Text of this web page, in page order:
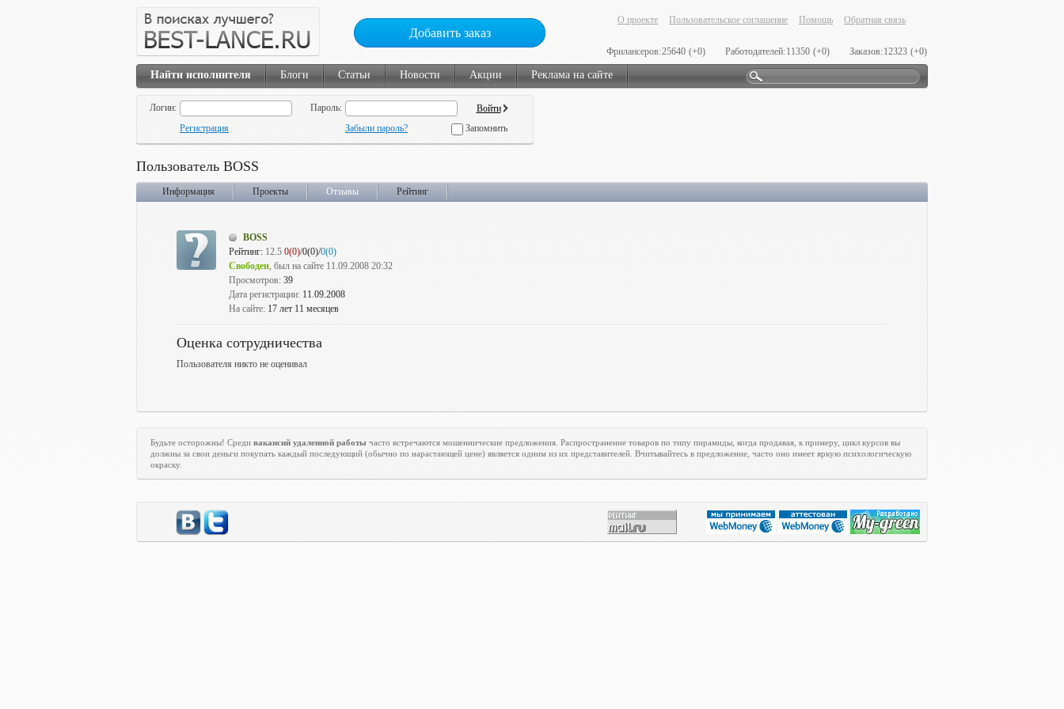
Добавить заказ
О проекте Пользовательское соглашение Помощь Обратная связь
Фрилансеров:25640 (+0) Работодателей:11350 (+0) Заказов:12323 (+0)
Найти исполнителя Блоги Статьи Новости Акции Реклама на сайте
Логин:
Пароль:
Регистрация
Забыли пароль? Запомнить
Пользователь BOSS
Информация Проекты Отзывы Рейтинг
BOSS
Рейтинг: 12.5 0(0)/0(0)/0(0)
Свободен, был на сайте 11.09.2008 20:32
Просмотров: 39
Дата регистрации: 11.09.2008
На сайте: 17 лет 11 месяцев
Оценка сотрудничества
Пользователя никто не оценивал
Будьте осторожны! Среди вакансий удаленной работы часто встречаются мошеннические предложения. Распространение товаров по типу пирамиды, когда продавая, к примеру, цикл курсов вы
должны за свои деньги покупать каждый последующий (обычно по нарастающей цене) является одним из их представителей. Вчитывайтесь в предложение, часто оно имеет яркую психологическую
окраску.